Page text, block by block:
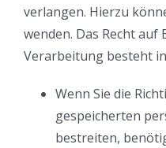
verlangen. Hierzu
wenden. Das Recht auf
Verarbeitung besteht
Wenn Sie die
gespeicherten
bestreiten,